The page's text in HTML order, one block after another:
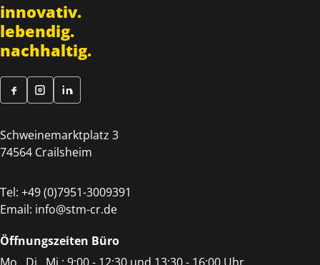
innovativ.
lebendig.
nachhaltig.
Schweinemarktplatz 3
74564 Crailsheim
Tel: +49 (0)7951-3009391
Email: info@stm-cr.de
Öffnungszeiten Büro
Mo., Di., Mi.: 9:00 - 12:30 und 13:30 - 16:00 Uhr